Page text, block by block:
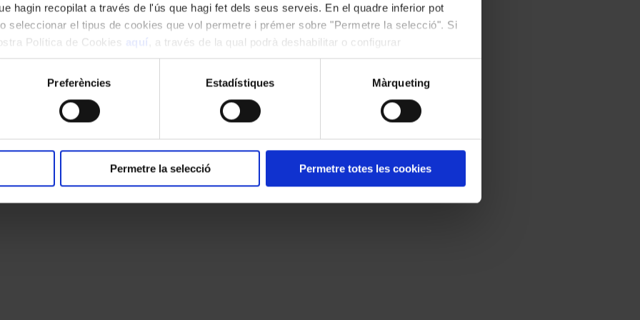
hagin recopilat a través de l'ús que hagi fet dels seus serveis. En el quadre inferior pot
seleccionar el tipus de cookies que vol permetre i prémer sobre "Permetre la selecció". Si
Política de Cookies aquí
, a través de la qual podrà deshabilitar o configurar
Preferències Estadístiques Màrqueting
Permetre la selecció Permetre totes les cookies